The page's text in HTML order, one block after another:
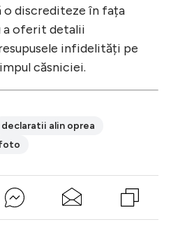
o discrediteze în fața
a oferit detalii
infidelități pe
căsniciei.
declaratii alin oprea